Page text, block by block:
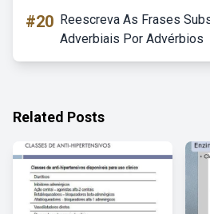
#20 Reescreva As Frases
Adverbiais Por Advérbios
Related Posts